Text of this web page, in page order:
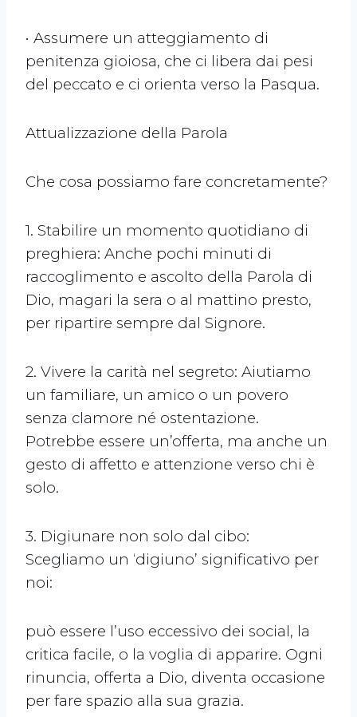
• Assumere un atteggiamento di
penitenza gioiosa, che ci libera dai pesi
del peccato e ci orienta verso la Pasqua.
Attualizzazione della Parola
Che cosa possiamo fare concretamente?
1. Stabilire un momento quotidiano di
preghiera: Anche pochi minuti di
raccoglimento e ascolto della Parola di
Dio, magari la sera o al mattino presto,
per ripartire sempre dal Signore.
2. Vivere la carità nel segreto: Aiutiamo
un familiare, un amico o un povero
senza clamore né ostentazione.
Potrebbe essere un’offerta, ma anche un
gesto di affetto e attenzione verso chi è
solo.
3. Digiunare non solo dal cibo:
Scegliamo un ‘digiuno’ significativo per
noi:
può essere l’uso eccessivo dei social, la
critica facile, o la voglia di apparire. Ogni
rinuncia, offerta a Dio, diventa occasione
per fare spazio alla sua grazia.